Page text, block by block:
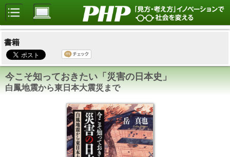
書籍
今こそ知っておきたい「災害の日本史」
白鳳地震から東日本大震災まで